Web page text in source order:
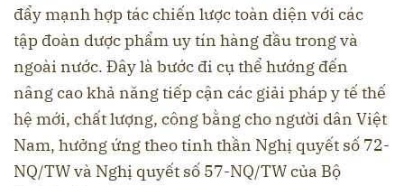
đẩy mạnh hợp tác chiến lược toàn diện với các
tập đoàn dược phẩm uy tín hàng đầu trong và
ngoài nước. Đây là bước đi cụ thể hướng đến
nâng cao khả năng tiếp cận các giải pháp y tế thế
hệ mới, chất lượng, công bằng cho người dân Việt
Nam, hưởng ứng theo tinh thần Nghị quyết số 72-
NQ/TW và Nghị quyết số 57-NQ/TW của Bộ